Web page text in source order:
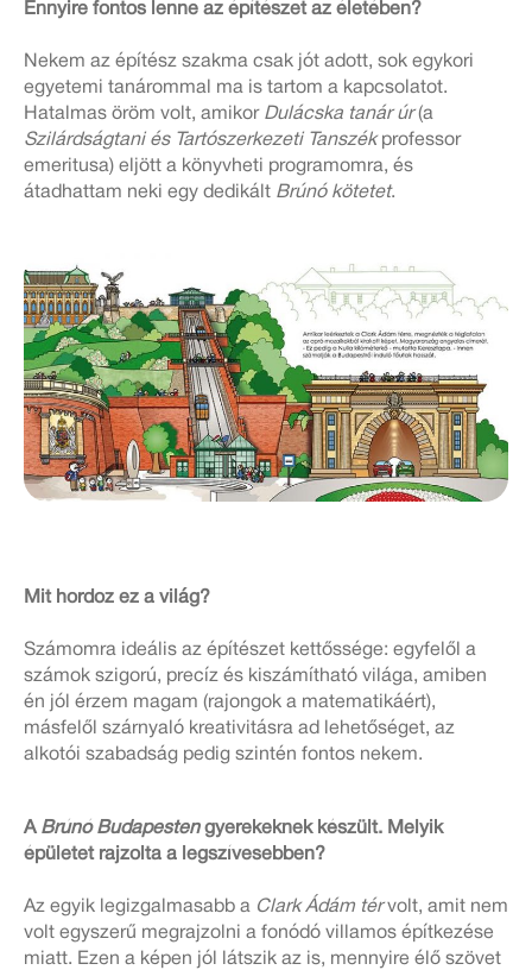
Ennyire fontos lenne az építészet az életében?
Nekem az építész szakma csak jót adott, sok egykori
egyetemi tanárommal ma is tartom a kapcsolatot.
Hatalmas öröm volt, amikor Dulácska tanár úr(a
Szilárdságtani és Tartószerkezeti Tanszékprofessor
emeritusa) eljött a könyvheti programomra, és
átadhattam neki egy dedikált Brúnó kötetet.
Mit hordoz ez a világ?
Számomra ideális az építészet kettőssége: egyfelől a
számok szigorú, precíz és kiszámítható világa, amiben
én jól érzem magam (rajongok a matematikáért),
másfelől szárnyaló kreativitásra ad lehetőséget, az
alkotói szabadság pedig szintén fontos nekem.
A Brúnó Budapestengyerekeknek készült. Melyik
épületet rajzolta a legszívesebben?
Az egyik legizgalmasabb a Clark Ádám térvolt, amit nem
volt egyszerű megrajzolni a fonódó villamos építkezése
miatt. Ezen a képen jól látszik az is, mennyire élő szövet